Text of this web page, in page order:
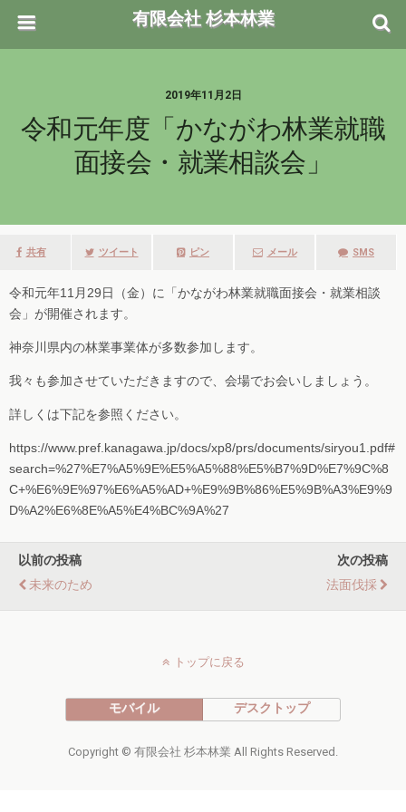
有限会社 杉本林業
2019年11月2日
令和元年度「かながわ林業就職
面接会・就業相談会」
共有 ツイート ピン メール SMS
令和元年11月29日（金）に「かながわ林業就職面接会・就業相談
会」が開催されます。
神奈川県内の林業事業体が多数参加します。
我々も参加させていただきますので、会場でお会いしましょう。
詳しくは下記を参照ください。
https://www.pref.kanagawa.jp/docs/xp8/prs/documents/siryou1.pdf#
search=%27%E7%A5%9E%E5%A5%88%E5%B7%9D%E7%9C%8
C+%E6%9E%97%E6%A5%AD+%E9%9B%86%E5%9B%A3%E9%9
D%A2%E6%8E%A5%E4%BC%9A%27
以前の投稿
未来のため
次の投稿
法面伐採
トップに戻る
モバイル デスクトップ
Copyright © 有限会社 杉本林業 All Rights Reserved.